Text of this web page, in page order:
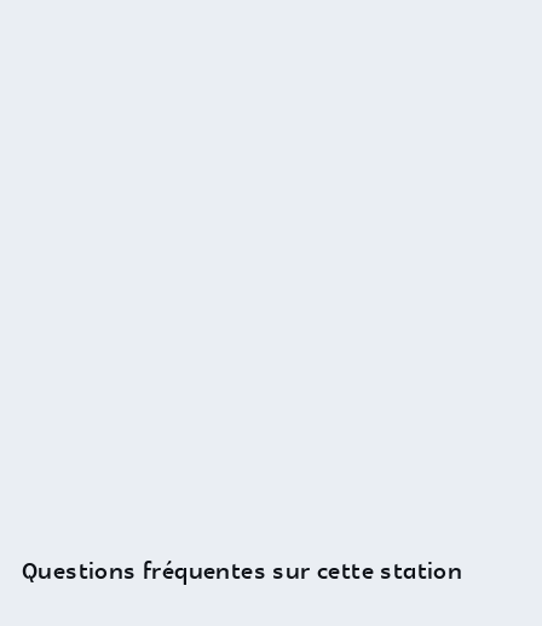
Questions fréquentes sur cette station